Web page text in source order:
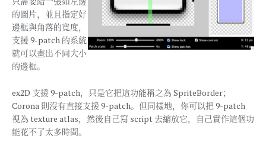
的圖片，並且指定好
邊框與角落的寬度，
支援 9-patch 的系統
就可以畫出不同大小
的邊框。
ex2D 支援 9-patch，只是它把這功能稱之為 SpriteBorder；
Corona 則沒有直接支援 9-patch。但同樣地，你可以把 9-patch
視為 texture atlas，然後自己寫 script 去縮放它，自己實作這個功
能花不了太多時間。